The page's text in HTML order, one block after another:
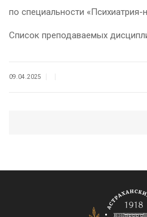
по специальности «Психиатрия-
Список преподаваемых
09.04.2025